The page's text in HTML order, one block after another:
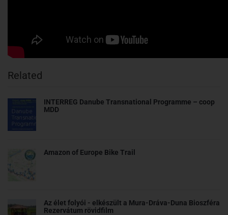
Related
INTERREG Danube Transnational Programme – coop
MDD
Amazon of Europe Bike Trail
Az élet folyói - elkészült a Mura-Dráva-Duna Bioszféra
Rezervátum rövidfilm